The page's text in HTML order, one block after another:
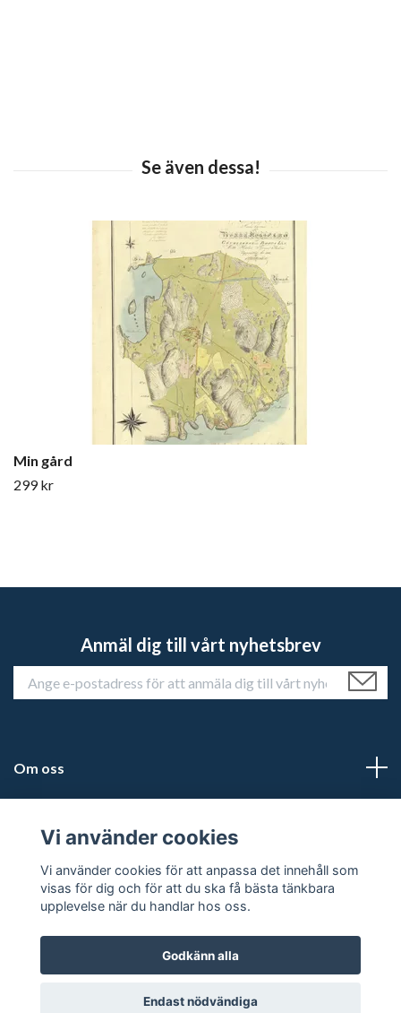
Min gård
299 kr
Anmäl dig till vårt nyhetsbrev
Om oss
Läs mer
© 2026 Historiehemmet Powered by Quickbutik
Vi använder cookies
Vi använder cookies för att anpassa det innehåll som
visas för dig och för att du ska få bästa tänkbara
upplevelse när du handlar hos oss.
Godkänn alla
Endast nödvändiga